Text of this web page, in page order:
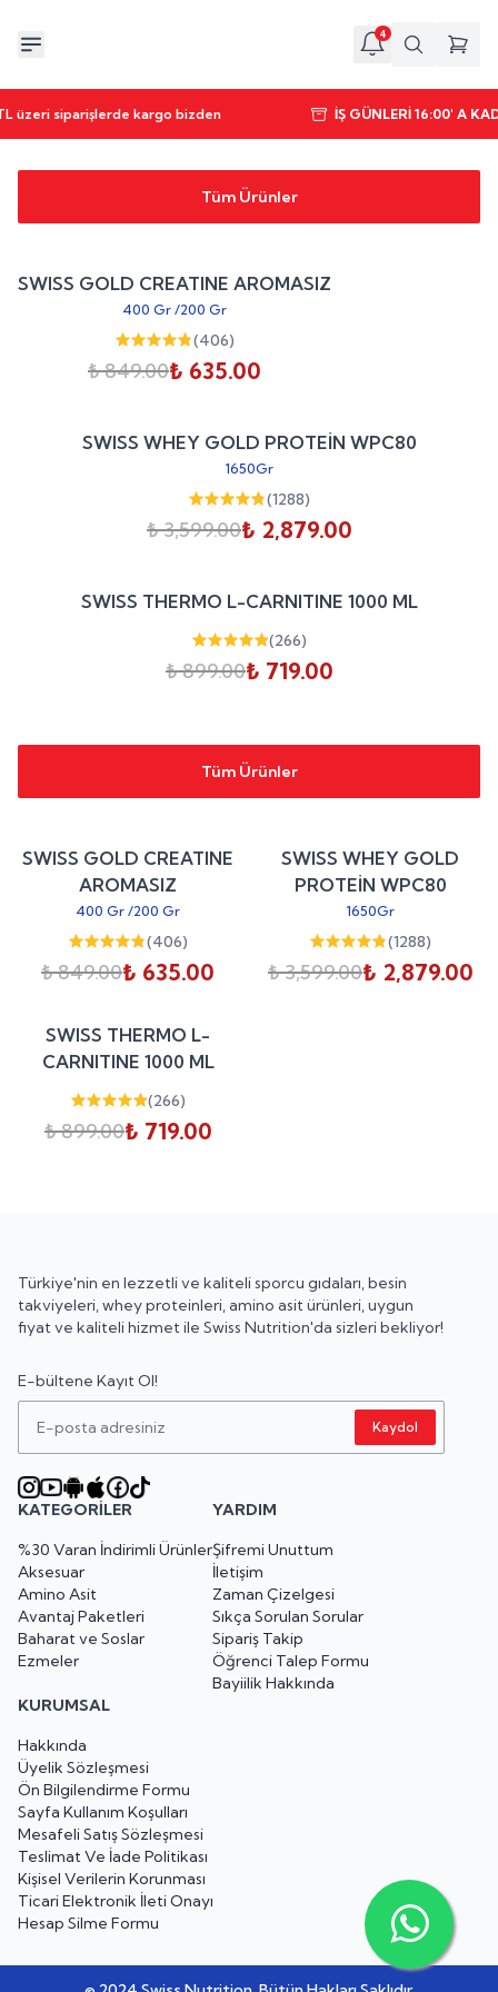
4
üzeri siparişlerde kargo bizden İŞ GÜNLERİ 16:00' A
Tüm Ürünler
indirim
SWISS GOLD CREATINE AROMASIZ
400 Gr /200 Gr
(406)
₺ 849.00₺ 635.00
SWISS WHEY GOLD PROTEİN WPC80
1650Gr
(1288)
₺ 3,599.00₺ 2,879.00
SWISS THERMO L-CARNITINE 1000 ML
(266)
₺ 899.00₺ 719.00
Tüm Ürünler
indirim
SWISS GOLD CREATINE
AROMASIZ
400 Gr /200 Gr
(406)
₺ 849.00₺ 635.00
indirim
SWISS WHEY GOLD
PROTEİN WPC80
1650Gr
(1288)
₺ 3,599.00₺ 2,879.00
indirim
SWISS THERMO L-
CARNITINE 1000 ML
(266)
₺ 899.00₺ 719.00
Türkiye'nin en lezzetli ve kaliteli sporcu gıdaları, besin
takviyeleri, whey proteinleri, amino asit ürünleri, uygun
fiyat ve kaliteli hizmet ile Swiss Nutrition'da sizleri bekliyor!
E-bültene Kayıt Ol!
Kaydol
KATEGORILER
%30 Varan İndirimli Ürünler
Aksesuar
Amino Asit
Avantaj Paketleri
Baharat ve Soslar
Ezmeler
YARDIM
Şifremi Unuttum
İletişim
Zaman Çizelgesi
Sıkça Sorulan Sorular
Sipariş Takip
Öğrenci Talep Formu
Bayiilik Hakkında
KURUMSAL
Hakkında
Üyelik Sözleşmesi
Ön Bilgilendirme Formu
Sayfa Kullanım Koşulları
Mesafeli Satış Sözleşmesi
Teslimat Ve İade Politikası
Kişisel Verilerin Korunması
Ticari Elektronik İleti Onayı
Hesap Silme Formu